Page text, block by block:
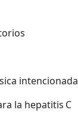
intencionada
la hepatitis C